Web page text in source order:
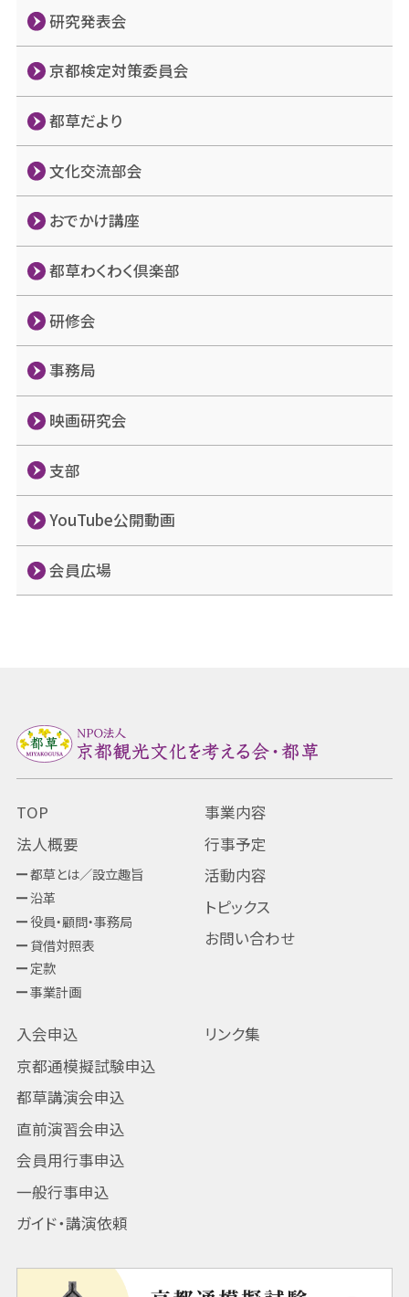
研究発表会
京都検定対策委員会
都草だより
文化交流部会
おでかけ講座
都草わくわく倶楽部
研修会
事務局
映画研究会
支部
YouTube公開動画
会員広場
TOP
法人概要
都草とは／設立趣旨
沿革
役員・顧問・事務局
貸借対照表
定款
事業計画
事業内容
行事予定
活動内容
トピックス
お問い合わせ
入会申込
京都通模擬試験申込
都草講演会申込
直前演習会申込
会員用行事申込
一般行事申込
ガイド・講演依頼
リンク集